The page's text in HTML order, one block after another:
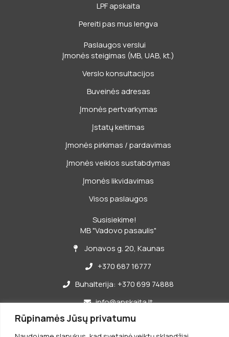
Rūpinamės Jūsų privatumu
LPF apskaita
Pereiti pas mus lengva
Paslaugos verslui
Įmonės steigimas (MB, UAB, kt.)
Verslo konsultacijos
Buveinės adresas
Įmonės pertvarkymas
Įstatų keitimas
Įmonės pirkimas / pardavimas
Įmonės veiklos sustabdymas
Įmonės likvidavimas
Visos paslaugos
Susisiekime!
MB "Vadovo pasaulis"
Jonavos g. 20, Kaunas
+370 687 16777
Buhalterija: +370 699 74888
info@apskaita.lt
I-V 8-17 val.